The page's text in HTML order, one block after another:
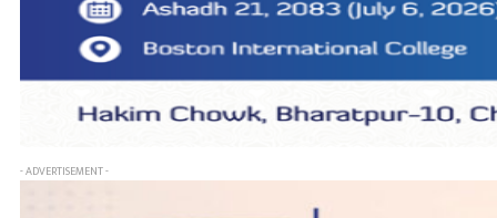
- ADVERTISEMENT -